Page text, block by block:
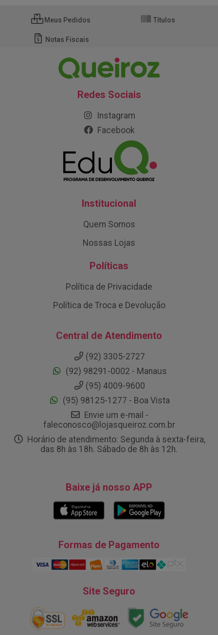
Meus Pedidos Títulos
Notas Fiscais
Redes Sociais
Instagram
Facebook
Institucional
Quem Somos
Nossas Lojas
Políticas
Política de Privacidade
Política de Troca e Devolução
Central de Atendimento
(92) 3305-2727
(92) 98291-0002 - Manaus
(95) 4009-9600
(95) 98125-1277 - Boa Vista
Envie um e-mail -
faleconosco@lojasqueiroz.com.br
Horário de atendimento: Segunda à sexta-feira,
das 8h às 18h. Sábado de 8h às 12h.
Baixe já nosso APP
Formas de Pagamento
Site Seguro